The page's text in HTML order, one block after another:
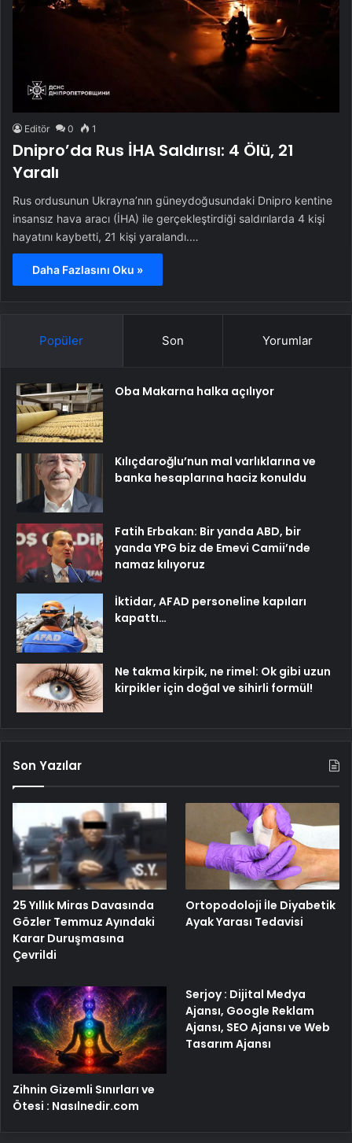
Editör 0 1
Dnipro’da Rus İHA Saldırısı: 4 Ölü, 21
Yaralı
Rus ordusunun Ukrayna’nın güneydoğusundaki Dnipro kentine
insansız hava aracı (İHA) ile gerçekleştirdiği saldırılarda 4 kişi
hayatını kaybetti, 21 kişi yaralandı.…
Daha Fazlasını Oku »
Popüler Son Yorumlar
Oba Makarna halka açılıyor
Kılıçdaroğlu’nun mal varlıklarına ve
banka hesaplarına haciz konuldu
Fatih Erbakan: Bir yanda ABD, bir
yanda YPG biz de Emevi Camii’nde
namaz kılıyoruz
İktidar, AFAD personeline kapıları
kapattı…
Ne takma kirpik, ne rimel: Ok gibi uzun
kirpikler için doğal ve sihirli formül!
Son Yazılar
25 Yıllık Miras Davasında
Gözler Temmuz Ayındaki
Karar Duruşmasına
Çevrildi
Ortopodoloji İle Diyabetik
Ayak Yarası Tedavisi
Zihnin Gizemli Sınırları ve
Ötesi : Nasılnedir.com
Serjoy : Dijital Medya
Ajansı, Google Reklam
Ajansı, SEO Ajansı ve Web
Tasarım Ajansı